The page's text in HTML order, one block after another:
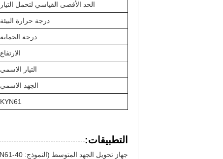
الحد الأقصى القياسي لتحمل التيار
درجة حرارة البيئة
درجة الحماية
الارتفاع
التيار الاسمي
الجهد الاسمي
KYN61
التطبيقات: